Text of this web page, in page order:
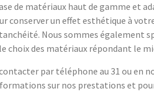
de matériaux haut de gamme et
conserver un effet esthétique à
Nous sommes également
choix des matériaux répondant le
par téléphone au 31 ou en
sur nos prestations et